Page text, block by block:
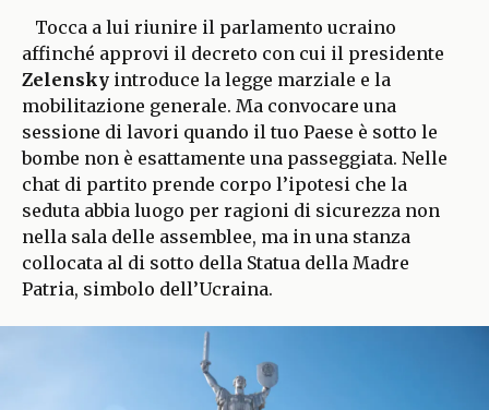
Tocca a lui riunire il parlamento ucraino
affinché approvi il decreto con cui il presidente
Zelensky introduce la legge marziale e la
mobilitazione generale. Ma convocare una
sessione di lavori quando il tuo Paese è sotto le
bombe non è esattamente una passeggiata. Nelle
chat di partito prende corpo l’ipotesi che la
seduta abbia luogo per ragioni di sicurezza non
nella sala delle assemblee, ma in una stanza
collocata al di sotto della Statua della Madre
Patria, simbolo dell’Ucraina.